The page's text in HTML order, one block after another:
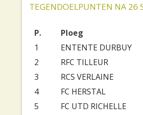
TEGENDOELPUNTEN NA 26
P.
Ploeg
1
ENTENTE DURBUY
2
RFC TILLEUR
3
RCS VERLAINE
4
FC HERSTAL
5
FC UTD RICHELLE